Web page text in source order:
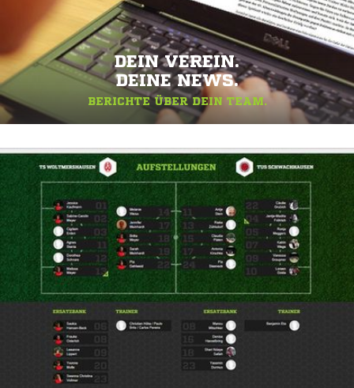
DEIN VEREIN.
DEINE NEWS.
BERICHTE ÜBER DEIN TEAM.